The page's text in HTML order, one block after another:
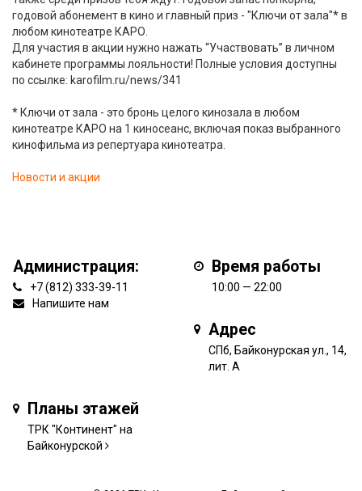
годовой абонемент в кино и главный приз - "Ключи от зала"* в
любом кинотеатре КАРО.
Для участия в акции нужно нажать “Участвовать” в личном
кабинете программы лояльности! Полные условия доступны
по ссылке: karofilm.ru/news/341
* Ключи от зала - это бронь целого кинозала в любом
кинотеатре КАРО на 1 киносеанс, включая показ выбранного
кинофильма из репертуара кинотеатра.
Новости и акции
Администрация:
+7 (812) 333-39-11
Напишите нам
Время работы
10:00 — 22:00
Адрес
СПб, Байконурская ул., 14,
лит. А
Планы этажей
ТРК "Континент" на
Байконурской